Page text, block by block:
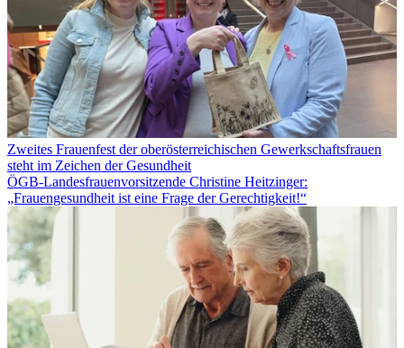
Zweites Frauenfest der oberösterreichischen Gewerkschaftsfrauen
steht im Zeichen der Gesundheit
ÖGB-Landesfrauenvorsitzende Christine Heitzinger:
„Frauengesundheit ist eine Frage der Gerechtigkeit!“